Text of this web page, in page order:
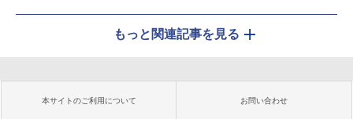
もっと関連記事を見る
本サイトのご利用について お問い合わせ